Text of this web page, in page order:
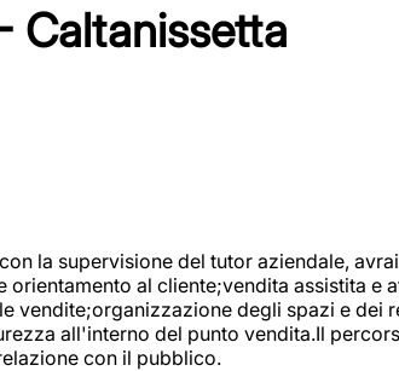
Caltanissetta
la supervisione del tutor aziendale,
al cliente;vendita assistita
vendite;organizzazione degli spazi e
all'interno del punto vendita.Il
con il pubblico.